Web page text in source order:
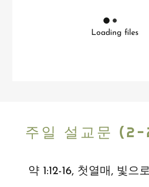
Loading files
주일 설교문
약 1:12-16, 첫열매, 빛으